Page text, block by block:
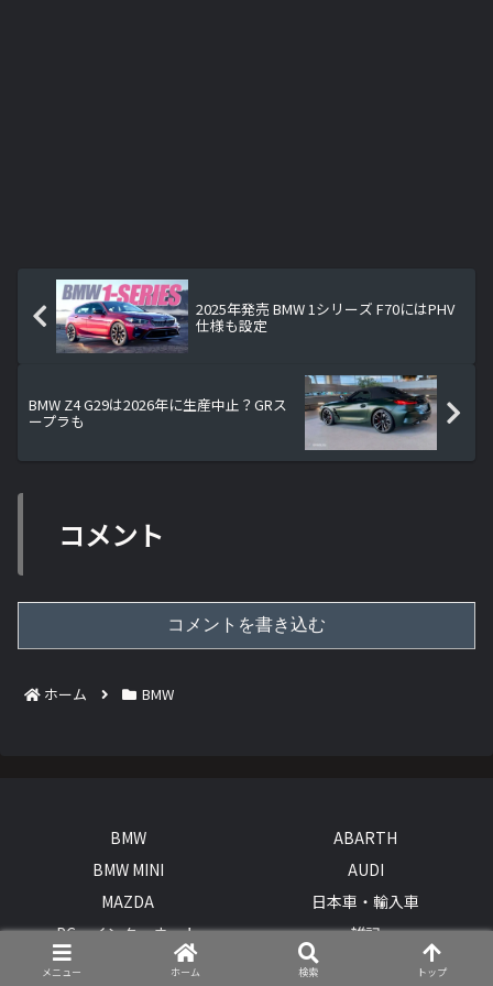
2025年発売 BMW 1シリーズ F70にはPHV
仕様も設定
BMW Z4 G29は2026年に生産中止？GRス
ープラも
コメント
コメントを書き込む
ホーム BMW
BMW
ABARTH
BMW MINI
AUDI
MAZDA
日本車・輸入車
PC・インターネット
雑記
© 2015 BMWとオープンカー、２台持ちは大変でした/GOCCHI.
メニュー ホーム 検索 トップ